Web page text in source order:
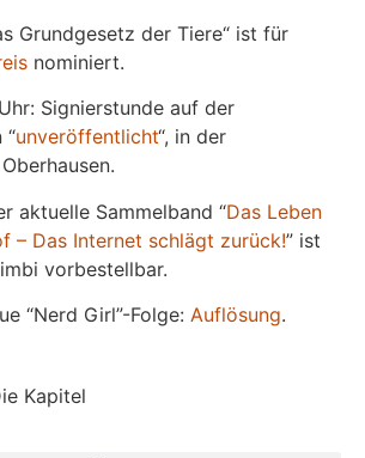
Grundgesetz der Tiere“ ist für
nominiert.
Signierstunde auf der
“unveröffentlicht“, in der
aktuelle Sammelband “Das Leben
– Das Internet schlägt zurück!” ist
vorbestellbar.
“Nerd Girl”-Folge: Auflösung.
Kapitel